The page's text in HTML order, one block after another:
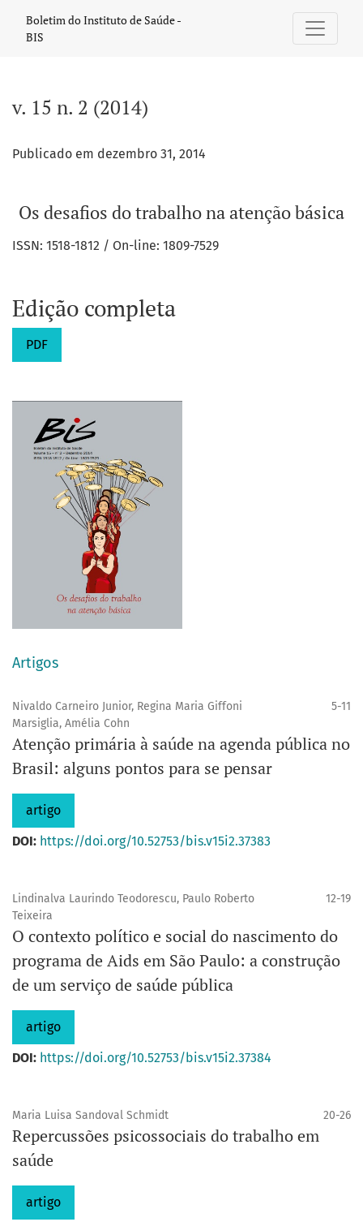
v. 15 n. 2 (2014): Os desafios do trabalho na atenção básica
Boletim do Instituto de Saúde -
BIS
v. 15 n. 2 (2014)
Publicado em dezembro 31, 2014
Os desafios do trabalho na atenção básica
ISSN: 1518-1812 / On-line: 1809-7529
Edição completa
PDF
Artigos
Nivaldo Carneiro Junior, Regina Maria Giffoni
Marsiglia, Amélia Cohn
5-11
Atenção primária à saúde na agenda pública no
Brasil: alguns pontos para se pensar
artigo
DOI: https://doi.org/10.52753/bis.v15i2.37383
Lindinalva Laurindo Teodorescu, Paulo Roberto
Teixeira
12-19
O contexto político e social do nascimento do
programa de Aids em São Paulo: a construção
de um serviço de saúde pública
artigo
DOI: https://doi.org/10.52753/bis.v15i2.37384
Maria Luisa Sandoval Schmidt 20-26
Repercussões psicossociais do trabalho em
saúde
artigo